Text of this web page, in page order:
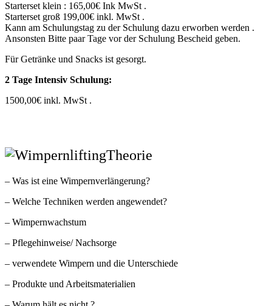
Starterset klein : 165,00€ Ink MwSt .
Starterset groß 199,00€ inkl. MwSt .
Kann am Schulungstag zu der Schulung dazu erworben werden .
Ansonsten Bitte paar Tage vor der Schulung Bescheid geben.
Für Getränke und Snacks ist gesorgt.
2 Tage Intensiv Schulung:
1500,00€ inkl. MwSt .
Theorie
– Was ist eine Wimpernverlängerung?
– Welche Techniken werden angewendet?
– Wimpernwachstum
– Pflegehinweise/ Nachsorge
– verwendete Wimpern und die Unterschiede
– Produkte und Arbeitsmaterialien